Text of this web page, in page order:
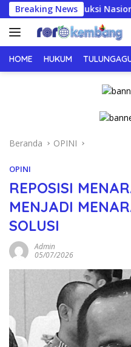
Langsung
ke
konten
Breaking News
Nasional Saat Panen
HOME HUKUM
Beranda OPINI
OPINI
REPOSISI
MENJADI
SOLUSI
Admin
05/07/2026